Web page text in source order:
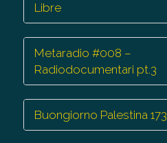
Libre
Metaradio #008 –
Radiodocumentari pt.3
Buongiorno Palestina 173